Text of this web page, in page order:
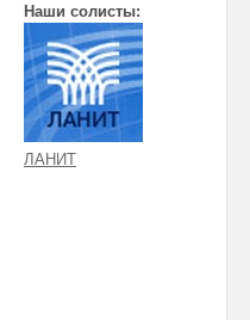
Наши солисты:
ЛАНИТ